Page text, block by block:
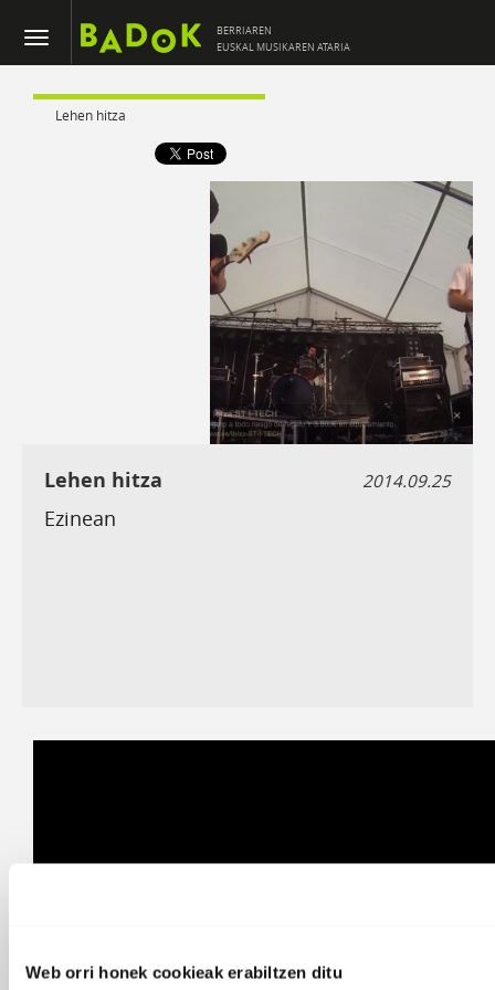
Web orri honek cookieak erabiltzen ditu
BERRIAREN
EUSKAL MUSIKAREN ATARIA
Lehen hitza
Lehen hitza 2014.09.25
Ezinean